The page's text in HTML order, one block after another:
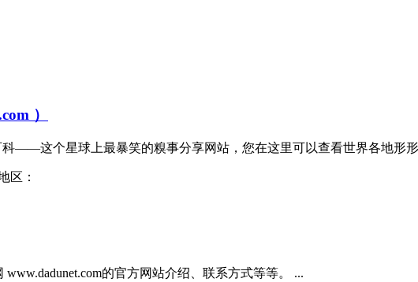
）
科——这个星球上最暴笑的糗事分享网站，您在这里可以查看世界各地形
区：
www.dadunet.com的官方网站介绍、联系方式等等。 ...